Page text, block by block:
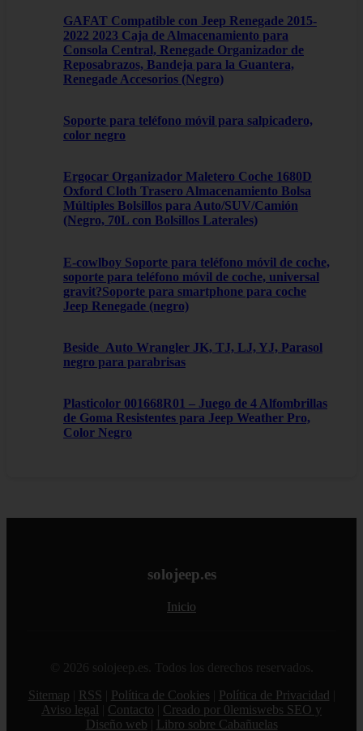
GAFAT Compatible con Jeep Renegade 2015-
2022 2023 Caja de Almacenamiento para
Consola Central, Renegade Organizador de
Reposabrazos, Bandeja para la Guantera,
Renegade Accesorios (Negro)
Soporte para teléfono móvil para salpicadero,
color negro
Ergocar Organizador Maletero Coche 1680D
Oxford Cloth Trasero Almacenamiento Bolsa
Múltiples Bolsillos para Auto/SUV/Camión
(Negro, 70L con Bolsillos Laterales)
E-cowlboy Soporte para teléfono móvil de coche,
soporte para teléfono móvil de coche, universal
gravit?Soporte para smartphone para coche
Jeep Renegade (negro)
Beside_Auto Wrangler JK, TJ, LJ, YJ, Parasol
negro para parabrisas
Plasticolor 001668R01 – Juego de 4 Alfombrillas
de Goma Resistentes para Jeep Weather Pro,
Color Negro
solojeep.es
Inicio
© 2026 solojeep.es. Todos los derechos reservados.
Sitemap
RSS Política de Cookies Política de Privacidad
Aviso legal
Contacto
Creado por 0lemiswebs SEO y
Diseño web
Libro sobre Cabañuelas